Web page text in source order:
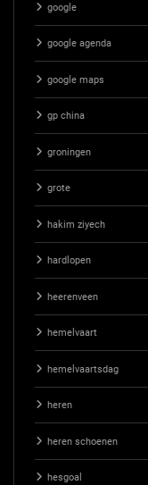
google
google agenda
google maps
gp china
groningen
grote
hakim ziyech
hardlopen
heerenveen
hemelvaart
hemelvaartsdag
heren
heren schoenen
hesgoal